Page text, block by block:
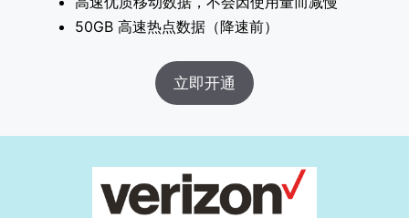
50GB 高速热点数据（降速前）
立即开通